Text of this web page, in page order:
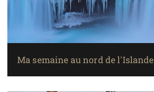
Ma semaine au nord de l'Islande